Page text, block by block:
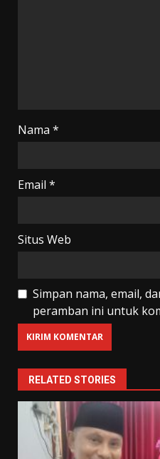
Nama *
Email *
Situs Web
Simpan nama, email,
peramban ini untuk
RELATED STORIES